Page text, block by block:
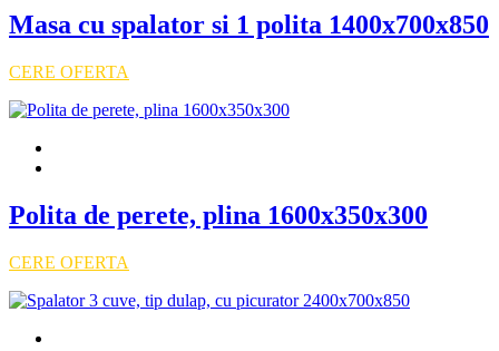
Masa cu spalator si 1 polita 1400x700x850
CERE OFERTA
Polita de perete, plina 1600x350x300
CERE OFERTA